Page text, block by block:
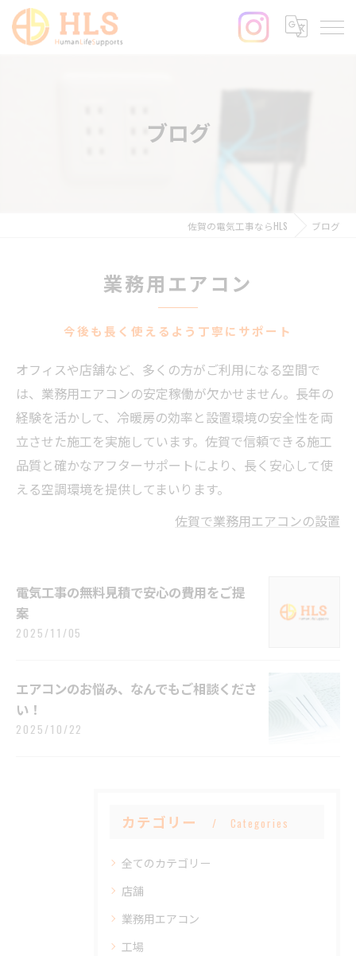
ブログ
佐賀の電気工事ならHLS ブログ
業務用エアコン
今後も長く使えるよう丁寧にサポート
オフィスや店舗など、多くの方がご利用になる空間で
は、業務用エアコンの安定稼働が欠かせません。長年の
経験を活かして、冷暖房の効率と設置環境の安全性を両
立させた施工を実施しています。佐賀で信頼できる施工
品質と確かなアフターサポートにより、長く安心して使
える空調環境を提供してまいります。
佐賀で業務用エアコンの設置
電気工事の無料見積で安心の費用をご提
案
2025/11/05
エアコンのお悩み、なんでもご相談くださ
い！
2025/10/22
カテゴリー Categories
全てのカテゴリー
店舗
業務用エアコン
工場